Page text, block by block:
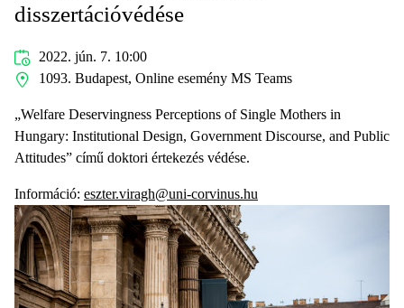
disszertációvédése
2022. jún. 7. 10:00
1093. Budapest, Online esemény MS Teams
„Welfare Deservingness Perceptions of Single Mothers in
Hungary: Institutional Design, Government Discourse, and Public
Attitudes” című doktori értekezés védése.
Információ: eszter.viragh@uni-corvinus.hu